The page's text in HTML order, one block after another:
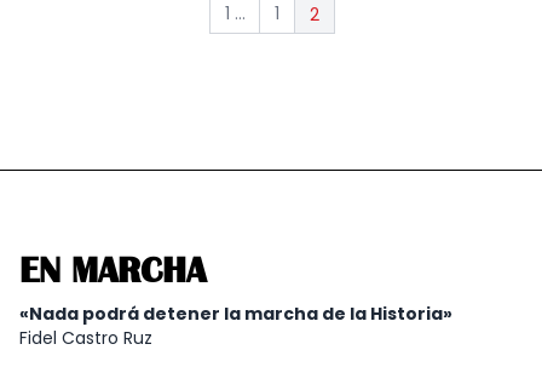
1 ... 1 2
EN MARCHA
«Nada podrá detener la marcha de la Historia»
Fidel Castro Ruz